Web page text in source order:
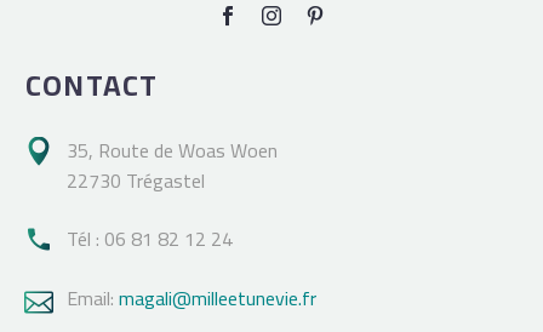
CONTACT
 35, Route de Woas Woen
22730 Trégastel
 Tél : 06 81 82 12 24
 Email:magali@milleetunevie.fr